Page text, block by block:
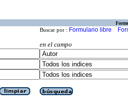
Buscar por : Formulario libre
en el campo